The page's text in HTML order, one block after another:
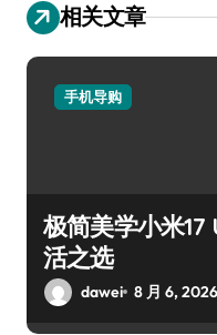
相关文章
手机导购
极简美学小米
活之选
dawei 8 月 6, 2026